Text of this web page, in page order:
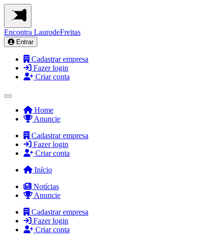
Encontra LaurodeFreitas
Entrar
Cadastrar empresa
Fazer login
Criar conta
Home
Anuncie
Cadastrar empresa
Fazer login
Criar conta
Início
Notícias
Anuncie
Cadastrar empresa
Fazer login
Criar conta